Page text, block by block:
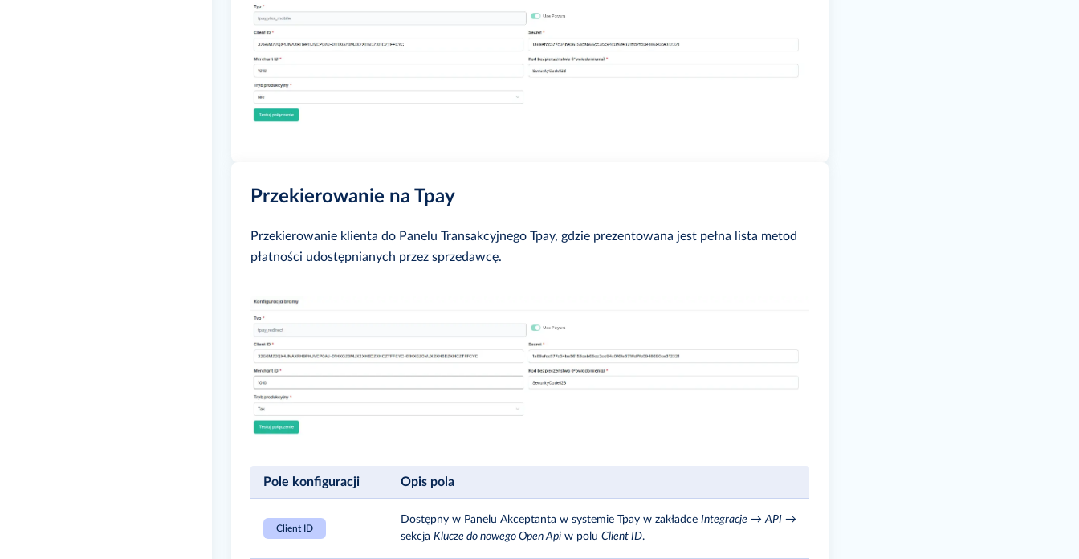
Przekierowanie na Tpay
Przekierowanie klienta do Panelu Transakcyjnego Tpay, gdzie prezentowana jest pełna lista metod
płatności udostępnianych przez sprzedawcę.
Pole konfiguracji Opis pola
Client ID
Dostępny w Panelu Akceptanta w systemie Tpay w zakładce Integracje →API →
sekcja Klucze do nowego Open Api w polu Client ID.